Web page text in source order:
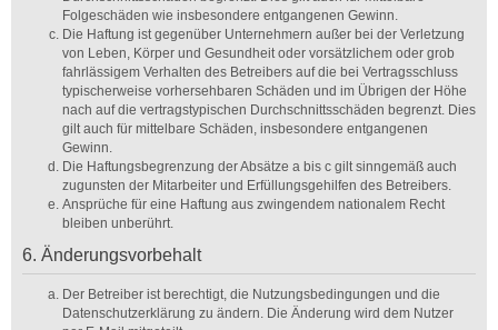
Folgeschäden wie insbesondere entgangenen Gewinn.
Die Haftung ist gegenüber Unternehmern außer bei der Verletzung
von Leben, Körper und Gesundheit oder vorsätzlichem oder grob
fahrlässigem Verhalten des Betreibers auf die bei Vertragsschluss
typischerweise vorhersehbaren Schäden und im Übrigen der Höhe
nach auf die vertragstypischen Durchschnittsschäden begrenzt. Dies
gilt auch für mittelbare Schäden, insbesondere entgangenen
Gewinn.
Die Haftungsbegrenzung der Absätze a bis c gilt sinngemäß auch
zugunsten der Mitarbeiter und Erfüllungsgehilfen des Betreibers.
Ansprüche für eine Haftung aus zwingendem nationalem Recht
bleiben unberührt.
6. Änderungsvorbehalt
Der Betreiber ist berechtigt, die Nutzungsbedingungen und die
Datenschutzerklärung zu ändern. Die Änderung wird dem Nutzer